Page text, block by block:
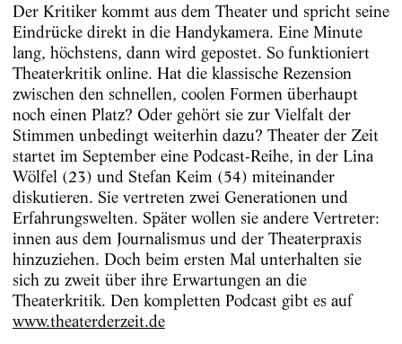
Der Kritiker kommt aus dem Theater und spricht seine
Eindrücke direkt in die Handykamera. Eine Minute
lang, höchstens, dann wird gepostet. So funktioniert
Theaterkritik online. Hat die klassische Rezension
zwischen den schnellen, coolen Formen überhaupt
noch einen Platz? Oder gehört sie zur Vielfalt der
Stimmen unbedingt weiterhin dazu? Theater der Zeit
startet im September eine Podcast-Reihe, in der Lina
Wölfel (23) und Stefan Keim (54) miteinander
diskutieren. Sie vertreten zwei Generationen und
Erfahrungswelten. Später wollen sie andere Vertreter:
innen aus dem Journalismus und der Theaterpraxis
hinzuziehen. Doch beim ersten Mal unterhalten sie
sich zu zweit über ihre Erwartungen an die
Theaterkritik. Den kompletten Podcast gibt es auf
www.theaterderzeit.de